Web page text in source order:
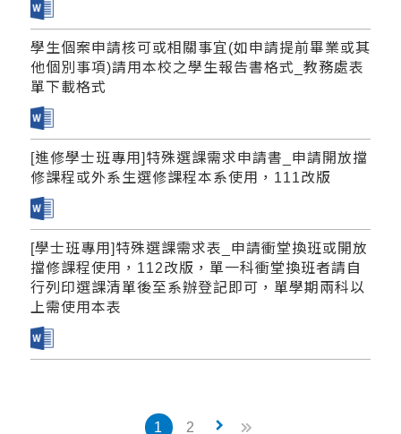
學生個案申請核可或相關事宜(如申請提前畢業或其
他個別事項)請用本校之學生報告書格式_教務處表
單下載格式
[進修學士班專用]特殊選課需求申請書_申請開放擋
修課程或外系生選修課程本系使用，111改版
[學士班專用]特殊選課需求表_申請衝堂換班或開放
擋修課程使用，112改版，單一科衝堂換班者請自
行列印選課清單後至系辦登記即可，單學期兩科以
上需使用本表
1 2 keyboard_arrow_right